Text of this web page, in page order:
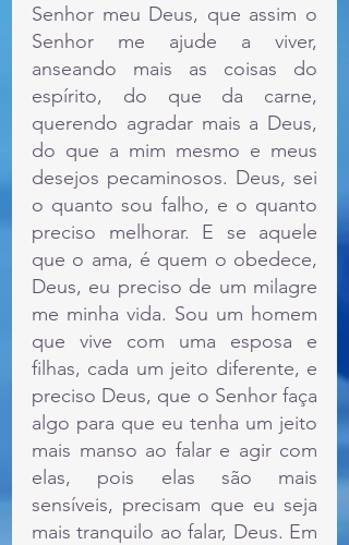
Senhor meu Deus, que assim o
Senhor me ajude a viver,
anseando mais as coisas do
espírito, do que da carne,
querendo agradar mais a Deus,
do que a mim mesmo e meus
desejos pecaminosos. Deus, sei
o quanto sou falho, e o quanto
preciso melhorar. E se aquele
que o ama, é quem o obedece,
Deus, eu preciso de um milagre
me minha vida. Sou um homem
que vive com uma esposa e
filhas, cada um jeito diferente, e
preciso Deus, que o Senhor faça
algo para que eu tenha um jeito
mais manso ao falar e agir com
elas, pois elas são mais
sensíveis, precisam que eu seja
mais tranquilo ao falar, Deus. Em